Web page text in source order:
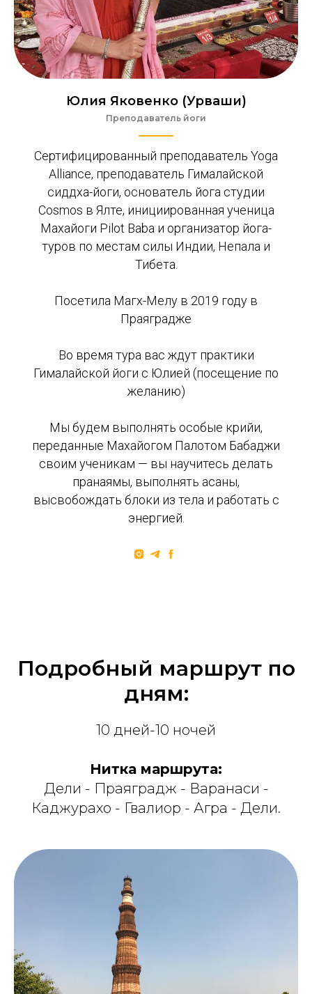
Юлия Яковенко (Урваши)
Преподаватель йоги
Сертифицированный преподаватель Yoga
Alliance, преподаватель Гималайской
сиддха-йоги, основатель йога студии
Cosmos в Ялте, инициированная ученица
Махайоги Pilot Baba и организатор йога-
туров по местам силы Индии, Непала и
Тибета.
Посетила Магх-Мелу в 2019 году в
Праяградже
Во время тура вас ждут практики
Гималайской йоги с Юлией (посещение по
желанию)
Мы будем выполнять особые крийи,
переданные Махайогом Палотом Бабаджи
своим ученикам — вы научитесь делать
пранаямы, выполнять асаны,
высвобождать блоки из тела и работать с
энергией.
Подробный маршрут по
дням:
10 дней-10 ночей
Нитка маршрута:
Дели - Праяградж - Варанаси -
Каджурахо - Гвалиор - Агра - Дели.